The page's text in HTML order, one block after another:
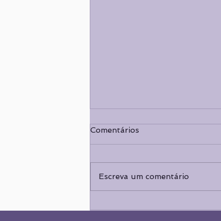
...
Comentários
Escreva um comentário